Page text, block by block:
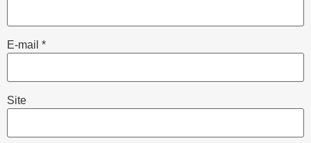
E-mail *
Site